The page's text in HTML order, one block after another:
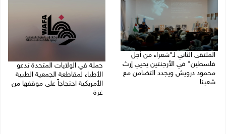
الملتقى الثاني لـ"شعراء من أجل
فلسطين" في الأرجنتين يحيي إرث
محمود درويش ويجدد التضامن مع
شعبنا
حملة في الولايات المتحدة تدعو
الأطباء لمقاطعة الجمعية الطبية
الأمريكية احتجاجاً على موقفها من
غزة